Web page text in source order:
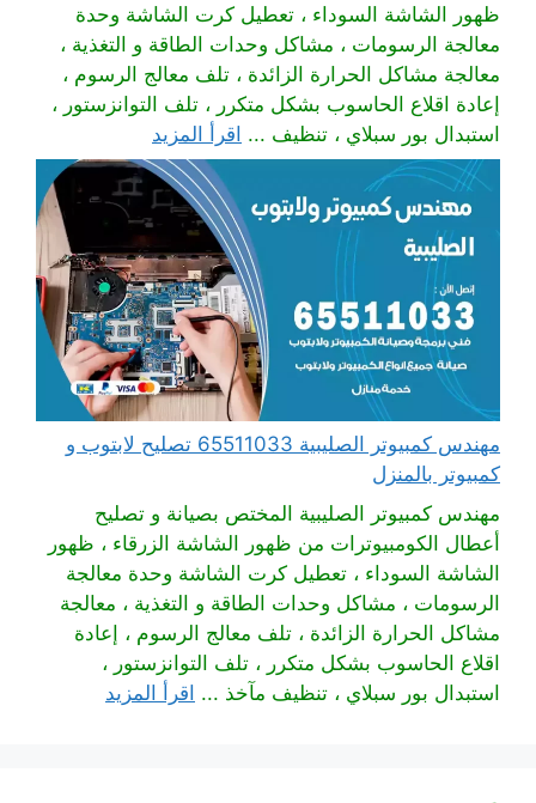
ظهور الشاشة السوداء ، تعطيل كرت الشاشة وحدة
معالجة الرسومات ، مشاكل وحدات الطاقة و التغذية ،
معالجة مشاكل الحرارة الزائدة ، تلف معالج الرسوم ،
إعادة اقلاع الحاسوب بشكل متكرر ، تلف التوانزستور ،
استبدال بور سبلاي ، تنظيف ... اقرأ المزيد
مهندس كمبيوتر الصليبية 65511033 تصليح لابتوب و
كمبيوتر بالمنزل
مهندس كمبيوتر الصليبية المختص بصيانة و تصليح
أعطال الكومبيوترات من ظهور الشاشة الزرقاء ، ظهور
الشاشة السوداء ، تعطيل كرت الشاشة وحدة معالجة
الرسومات ، مشاكل وحدات الطاقة و التغذية ، معالجة
مشاكل الحرارة الزائدة ، تلف معالج الرسوم ، إعادة
اقلاع الحاسوب بشكل متكرر ، تلف التوانزستور ،
استبدال بور سبلاي ، تنظيف مآخذ ... اقرأ المزيد